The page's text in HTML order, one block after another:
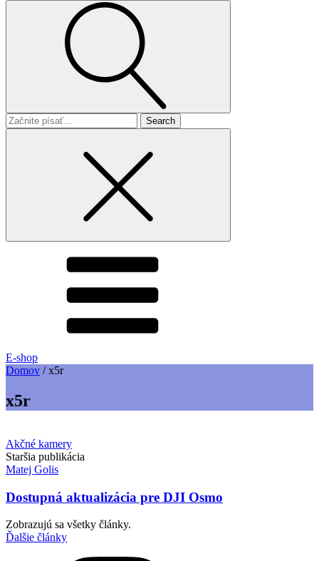
Search
for
E-shop
Domov /x5r
x5r
Akčné kamery
Staršia publikácia
Matej Golis
Dostupná aktualizácia pre DJI Osmo
Zobrazujú sa všetky články.
Ďalšie články